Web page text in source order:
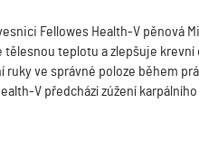
Fellowes Health-V pěnová
tělesnou teplotu a zlepšuje krevní
ve správné poloze během
V předchází zúžení karpálního